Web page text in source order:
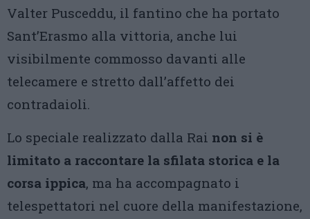
Valter Pusceddu, il fantino che ha portato
Sant’Erasmo alla vittoria, anche lui
visibilmente commosso davanti alle
telecamere e stretto dall’affetto dei
contradaioli.
Lo speciale realizzato dalla Rai non si è
limitato a raccontare la sfilata storica e la
corsa ippica, ma ha accompagnato i
telespettatori nel cuore della manifestazione,